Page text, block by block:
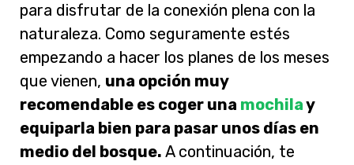
para disfrutar de la conexión plena con la
naturaleza. Como seguramente estés
empezando a hacer los planes de los meses
que vienen, una opción muy
recomendable es coger una mochilay
equiparla bien para pasar unos días en
medio del bosque. A continuación, te